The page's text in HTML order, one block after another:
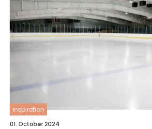
inspiration
01. October 2024